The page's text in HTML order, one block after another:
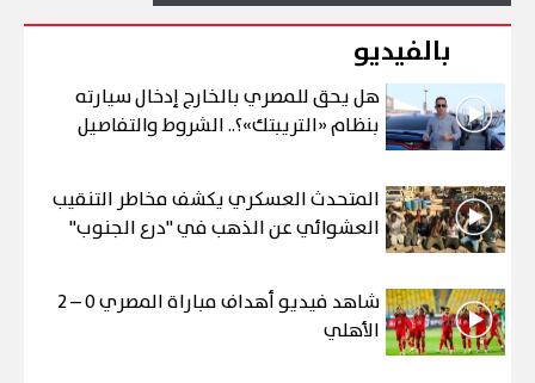
بالفيديو
هل يحق للمصري بالخارج إدخال سيارته
بنظام «التريبتك»؟.. الشروط والتفاصيل
المتحدث العسكري يكشف مخاطر التنقيب
العشوائي عن الذهب في "درع الجنوب"
شاهد فيديو أهداف مباراة المصري 0 – 2
الأهلي